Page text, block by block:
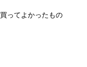
買ってよかったもの